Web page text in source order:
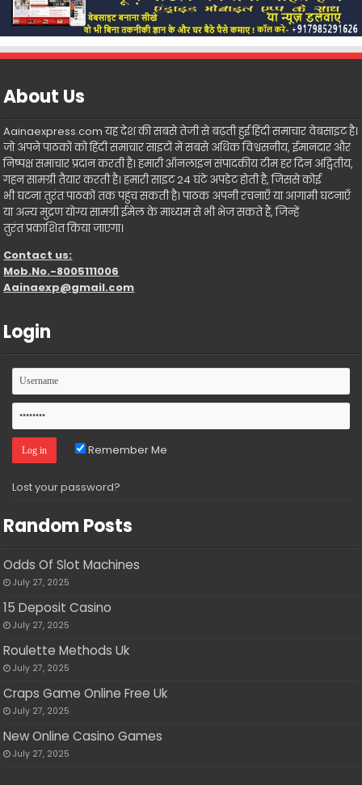
About Us
Aainaexpress.com यह देश की सबसे तेजी से बढ़ती हुई हिंदी समाचार वेबसाइट है।
जो अपने पाठकों को हिंदी समाचार साइटों में सबसे अधिक विश्वसनीय, ईमानदार और
निष्पक्ष समाचार प्रदान करती है। हमारी ऑनलाइन संपादकीय टीम हर दिन अद्वितीय,
गहन सामग्री तैयार करती है। हमारी साइट 24 घंटे अपडेट होती है, जिससे कोई
भी घटना तुरंत पाठकों तक पहुंच सकती है। पाठक अपनी रचनाएँ या आगामी घटनाएँ
या अन्य मुद्रण योग्य सामग्री ईमेल के माध्यम से भी भेज सकते हैं, जिन्हें
तुरंत प्रकाशित किया जाएगा।
Contact us:
Mob.No.-8005111006
Aainaexp@gmail.com
Login
Remember Me
Lost your password?
Random Posts
Odds Of Slot Machines
July 27, 2025
15 Deposit Casino
July 27, 2025
Roulette Methods Uk
July 27, 2025
Craps Game Online Free Uk
July 27, 2025
New Online Casino Games
July 27, 2025